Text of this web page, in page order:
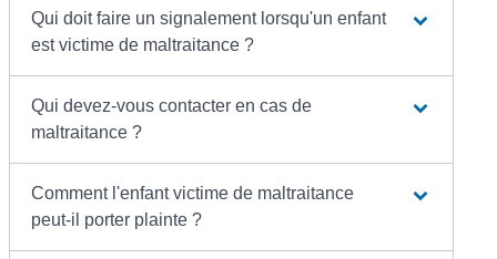
Qui doit faire un signalement lorsqu'un enfant
est victime de maltraitance ?
Qui devez-vous contacter en cas de
maltraitance ?
Comment l'enfant victime de maltraitance
peut-il porter plainte ?